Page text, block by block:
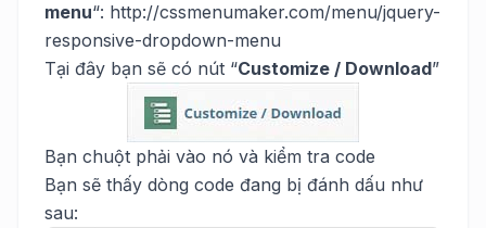
menu“: http://cssmenumaker.com/menu/jquery-
responsive-dropdown-menu
Tại đây bạn sẽ có nút “Customize / Download”
Bạn chuột phải vào nó và kiểm tra code
Bạn sẽ thấy dòng code đang bị đánh dấu như
sau: